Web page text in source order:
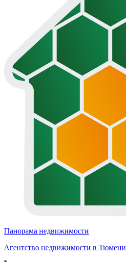
Панорама недвижимости
Агентство недвижимости в Тюмени